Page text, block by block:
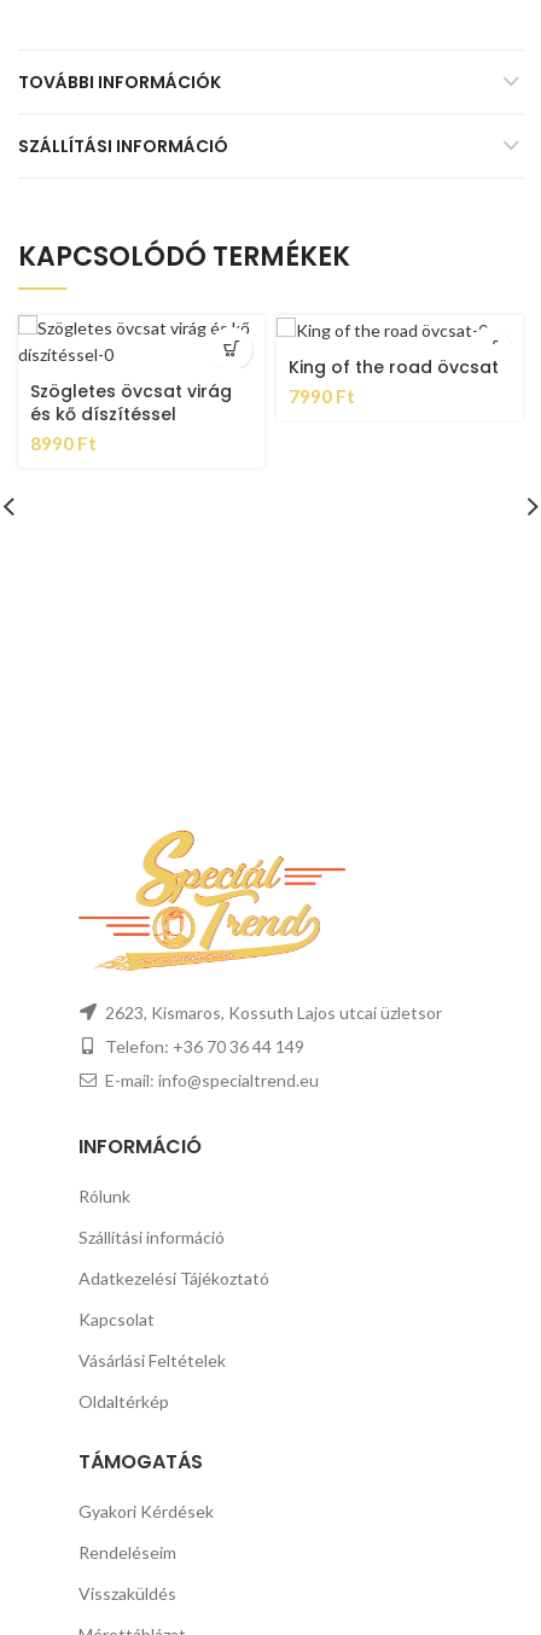
TOVÁBBI INFORMÁCIÓK
SZÁLLÍTÁSI INFORMÁCIÓ
KAPCSOLÓDÓ TERMÉKEK
Szögletes övcsat virág
és kő díszítéssel
8990 Ft
King of the road övcsat
7990 Ft
2623, Kismaros, Kossuth Lajos utcai üzletsor
Telefon: +36 70 36 44 149
E-mail: info@specialtrend.eu
INFORMÁCIÓ
Rólunk
Szállítási információ
Adatkezelési Tájékoztató
Kapcsolat
Vásárlási Feltételek
Oldaltérkép
TÁMOGATÁS
Gyakori Kérdések
Rendeléseim
Visszaküldés